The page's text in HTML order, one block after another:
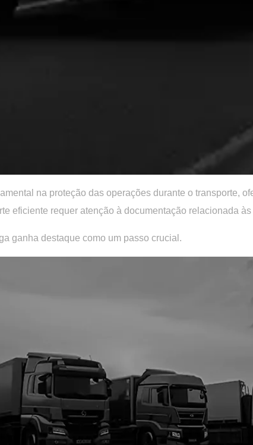
na proteção das operações durante o transporte,
eficiente requer atenção à documentação relacionada
ganha destaque como um passo crucial.